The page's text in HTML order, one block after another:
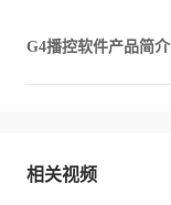
G4播控软件产品简介
相关视频